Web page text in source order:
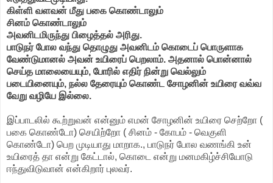
கிள்ளி வளவன் மீது பகை கொண்டாலும்
சினம் கொண்டாலும்
அவனிடமிருந்து பிழைத்தல் அரிது.
பாடுநர் போல வந்து தொழுது அவனிடம் கொடைப் பொருளாக
வேண்டுமானல் அவன் உயிரைப் பெறலாம். அதனால் பொன்னால்
செய்த மாலையையும், போரில் எதிர் நின்று வெல்லும்
படையினையும், நல்ல தேரையும் கொண்ட சோழனின் உயிரை வவ்வ
வேறு வழியே இல்லை.
இப்பாடலில் கூற்றுவன் என்னும் எமன் சோழனின் உயிரை செற்றோ (
பகை கொண்டோ) செயிற்றோ ( சினம் - கோபம் - வெகுளி
கொண்டோ) பெற முடியாது மாறாக., பாடுநர் போல வணங்கி உன்
உயிரைத் தா என்று கேட்டால், கொடை என்று மனமகிழ்ச்சியோடு
ஈந்துவிடுவான் என்கிறார் புலவர்.